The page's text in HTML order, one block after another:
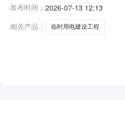
新材料产业园项目地块
竞争性谈判活动。1.项目
发布时间： 2026-07-13 12:13
相关产品：
临时用电建设工程